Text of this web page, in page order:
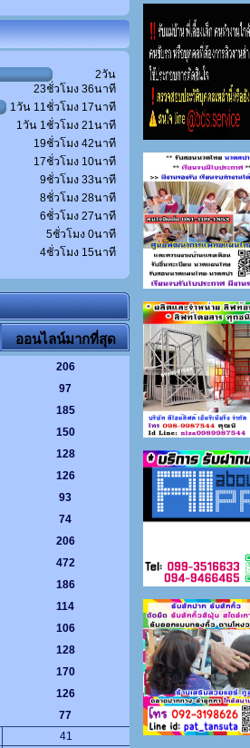
2วัน
23ชั่วโมง 36นาที
1วัน 11ชั่วโมง 17นาที
1วัน 1ชั่วโมง 21นาที
19ชั่วโมง 42นาที
17ชั่วโมง 10นาที
9ชั่วโมง 33นาที
8ชั่วโมง 28นาที
6ชั่วโมง 27นาที
5ชั่วโมง 0นาที
4ชั่วโมง 15นาที
ออนไลน์มากที่สุด
206
97
185
150
128
126
93
74
206
472
186
114
106
128
170
126
77
41